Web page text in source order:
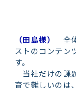
（田島様）
全
ストのコンテン
す。
当社だけの課
育で難しいのは